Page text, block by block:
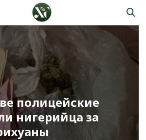
полицейские
нигерийца за